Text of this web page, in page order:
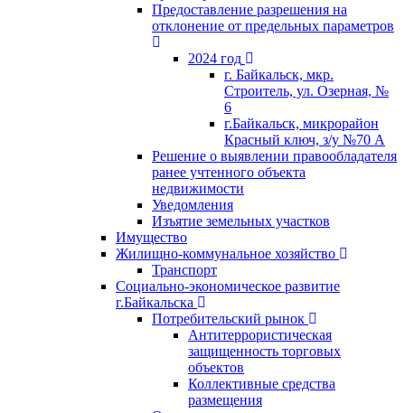
Предоставление разрешения на
отклонение от предельных параметров
2024 год
г. Байкальск, мкр.
Строитель, ул. Озерная, №
6
г.Байкальск, микрорайон
Красный ключ, з/у №70 А
Решение о выявлении правообладателя
ранее учтенного объекта
недвижимости
Уведомления
Изъятие земельных участков
Имущество
Жилищно-коммунальное хозяйство
Транспорт
Социально-экономическое развитие
г.Байкальска
Потребительский рынок
Антитеррористическая
защищенность торговых
объектов
Коллективные средства
размещения